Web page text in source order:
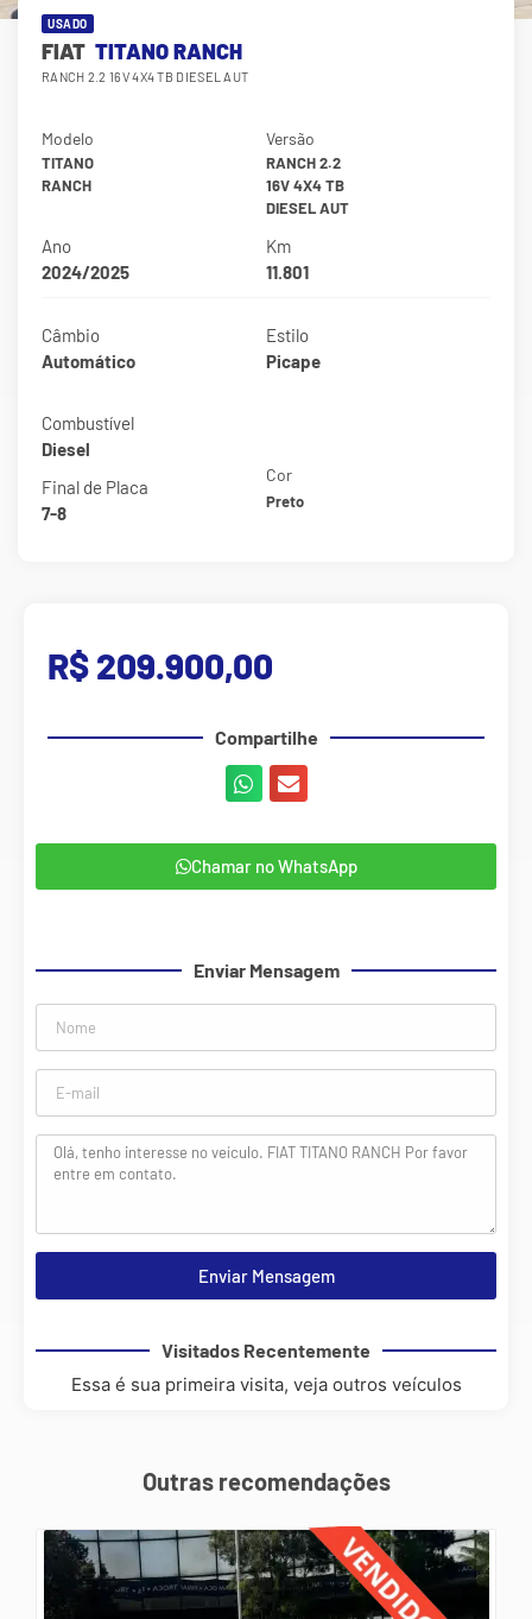
USADO
FIAT TITANO RANCH
RANCH 2.2 16V 4X4 TB DIESEL AUT
Modelo
TITANO
RANCH
Versão
RANCH 2.2
16V 4X4 TB
DIESEL AUT
Ano
2024/2025
Km
11.801
Câmbio
Automático
Combustível
Diesel
Estilo
Picape
Final de Placa
7-8
Cor
Preto
R$ 209.900,00
Compartilhe
Chamar no WhatsApp
Enviar Mensagem
Enviar Mensagem
Visitados Recentemente
Essa é sua primeira visita, veja outros veículos
Outras recomendações
SEMI-NOVO
FIAT TORO